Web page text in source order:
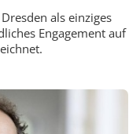
als einziges
Engagement auf